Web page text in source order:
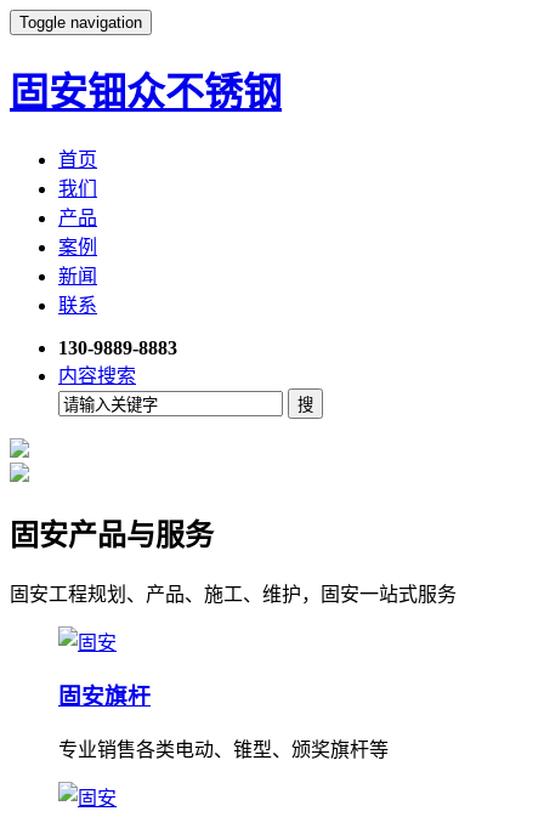
Toggle navigation
固安钿众不锈钢
首页
我们
产品
案例
新闻
联系
130-9889-8883
内容搜索
固安产品与服务
固安工程规划、产品、施工、维护，固安一站式服务
固安旗杆
专业销售各类电动、锥型、颁奖旗杆等